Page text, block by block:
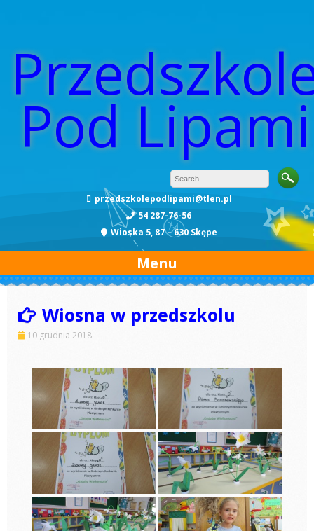
Pod Lipami
przedszkolepodlipami@tlen.pl
54 287-76-56
Wioska 5, 87 – 630 Skępe
Menu
Wiosna w przedszkolu
10 grudnia 2018